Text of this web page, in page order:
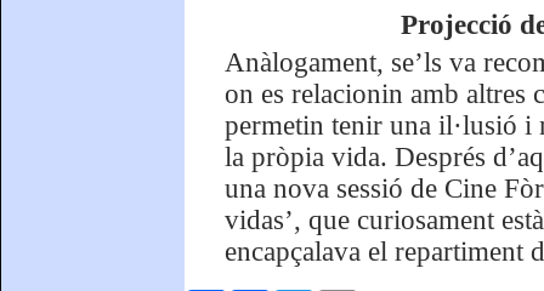
Projecció
Anàlogament, se’ls va
on es relacionin amb altres
permetin tenir una il·lusió i
la pròpia vida. Després
una nova sessió de Cine
vidas’, que curiosament
encapçalava el repartiment